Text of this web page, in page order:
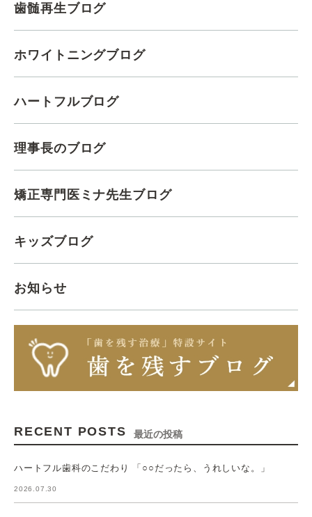
歯髄再生ブログ
ホワイトニングブログ
ハートフルブログ
理事長のブログ
矯正専門医ミナ先生ブログ
キッズブログ
お知らせ
RECENT POSTS 最近の投稿
ハートフル歯科のこだわり 「○○だったら、うれしいな。」
2026.07.30